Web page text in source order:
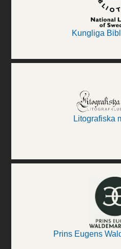
Kungliga
Litografiska
Prins Eugens